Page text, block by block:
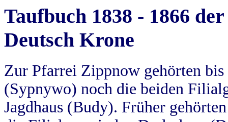
Taufbuch 1838 - 1866
Deutsch Krone
Zur Pfarrei Zippnow gehörten
(Sypnywo) noch die beiden
Jagdhaus (Budy). Früher